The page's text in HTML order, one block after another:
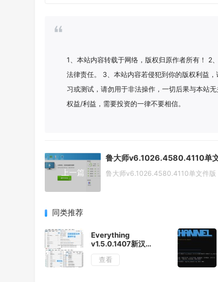
1、本站内容转载于网络，版权归原作者所有！ 2
法律责任。 3、本站内容若侵犯到你的版权利益
习或测试，请勿用于非法操作，一切后果与本站
权益/利益，需要投资的一律不要相信。
上一篇 鲁大师v6.1026.4580.4110单文件版
同类推荐
Everything
v1.5.0.1407新汉化
版.7z
查看